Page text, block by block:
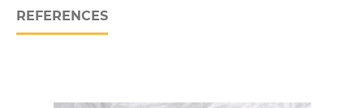
REFERENCES